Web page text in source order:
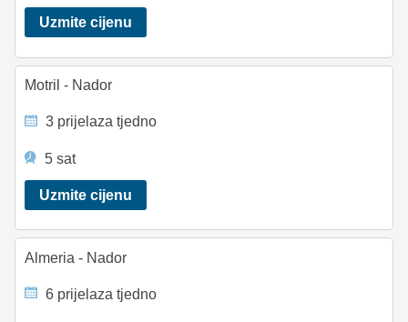
Uzmite cijenu
Motril - Nador
3 prijelaza tjedno
5 sat
Uzmite cijenu
Almeria - Nador
6 prijelaza tjedno